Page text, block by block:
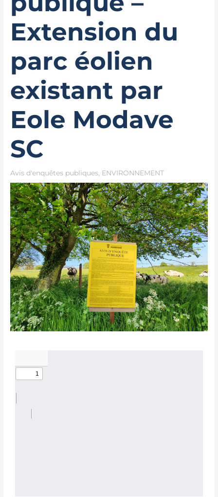
Extension du
parc éolien
existant par
Eole Modave
SC
Avis d'enquêtes publiques, ENVIRONNEMENT